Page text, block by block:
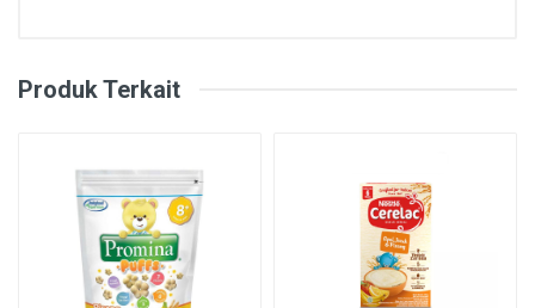
Produk Terkait